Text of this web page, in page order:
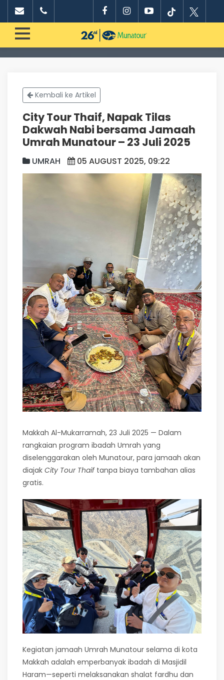
Kembali ke Artikel
City Tour Thaif, Napak Tilas
Dakwah Nabi bersama Jamaah
Umrah Munatour – 23 Juli 2025
UMRAH 05 AUGUST 2025, 09:22
Makkah Al-Mukarramah, 23 Juli 2025 — Dalam
rangkaian program ibadah Umrah yang
diselenggarakan oleh Munatour, para jamaah akan
diajak City Tour Thaiftanpa biaya tambahan alias
gratis.
Kegiatan jamaah Umrah Munatour selama di kota
Makkah adalah emperbanyak ibadah di Masjidil
Haram—seperti melaksanakan shalat fardhu dan